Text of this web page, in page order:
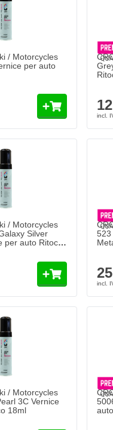
/ Motorcycles
per auto
/ Motorcycles
Silver
per auto Ritocco
523
/ Motorcycles
3C Vernice
18ml